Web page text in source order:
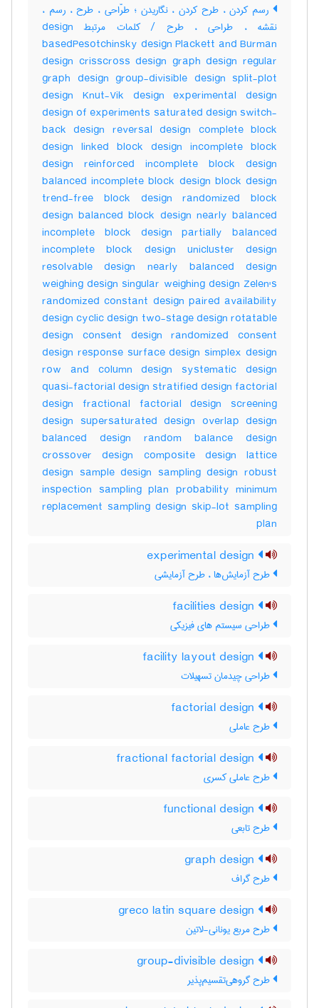
رسم کردن ، طرح کردن ، نگاریدن ؛ طرّاحی ، طرح ، رسم ،
نقشه ، طراحی ، طرح / کلمات مرتبط design
basedPesotchinsky design Plackett and Burman
design crisscross design graph design regular
graph design group-divisible design split-plot
design Knut-Vik design experimental design
design of experiments saturated design switch-
back design reversal design complete block
design linked block design incomplete block
design reinforced incomplete block design
balanced incomplete block design block design
trend-free block design randomized block
design balanced block design nearly balanced
incomplete block design partially balanced
incomplete block design unicluster design
resolvable design nearly balanced design
weighing design singular weighing design Zelen's
randomized constant design paired availability
design cyclic design two-stage design rotatable
design consent design randomized consent
design response surface design simplex design
row and column design systematic design
quasi-factorial design stratified design factorial
design fractional factorial design screening
design supersaturated design overlap design
balanced design random balance design
crossover design composite design lattice
design sample design sampling design robust
inspection sampling plan probability minimum
replacement sampling design skip-lot sampling
plan
طرح آزمایش‌ها ، طرح آزمایشی
طراحی سیستم های فیزیکی
طراحی چیدمان تسهیلات
طرح عاملی
طرح عاملی کسری
طرح تابعی
طرح گراف
طرح مربع یونانی-لاتین
طرح گروهی‌تقسیم‌پذیر